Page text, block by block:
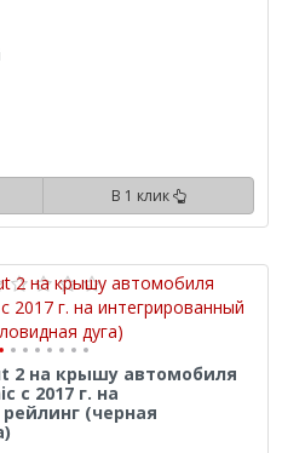
В 1 клик
2 на крышу автомобиля
с 2017 г. на
(черная